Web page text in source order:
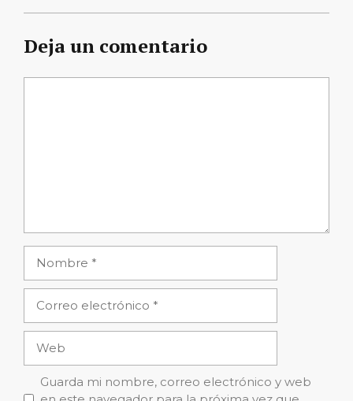
Deja un comentario
electrónico
Guarda mi nombre, correo electrónico y web